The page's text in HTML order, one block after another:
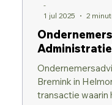
Bremink in
transactie
-
1 jul 2025
2